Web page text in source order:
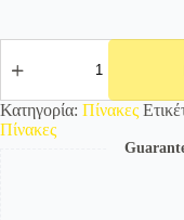
Πίνακας
ποσότητα
Κατηγορία: Πίνακες
Πίνακες